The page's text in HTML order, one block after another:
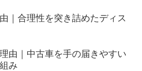
｜合理性を突き詰めたディス
由｜中古車を手の届きやすい
み